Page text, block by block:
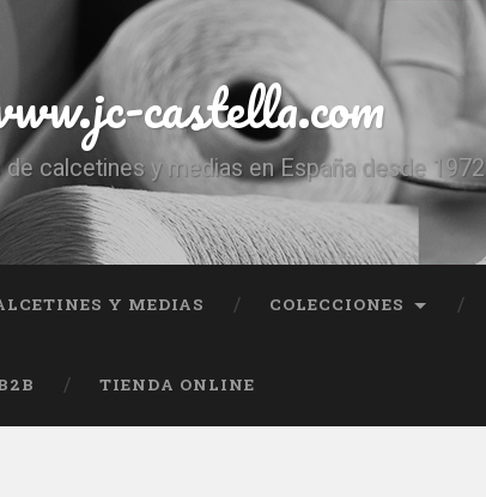
castella.com
calcetines y medias en España desde 1972
Y MEDIAS COLECCIONES
TIENDA ONLINE